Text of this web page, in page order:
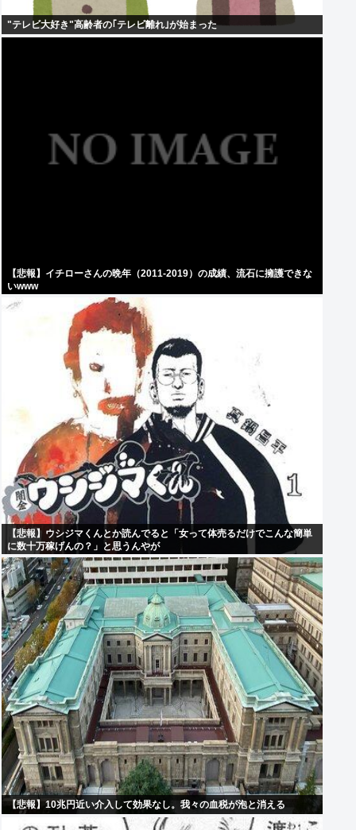
"テレビ大好き"高齢者の｢テレビ離れ｣が始まった
【悲報】イチローさんの晩年（2011-2019）の成績、流石に擁護できな
いwww
【悲報】ウシジマくんとか読んでると「女って体売るだけでこんな簡単
に数十万稼げんの？」と思うんやが
【悲報】10兆円近い介入して効果なし。我々の血税が泡と消える